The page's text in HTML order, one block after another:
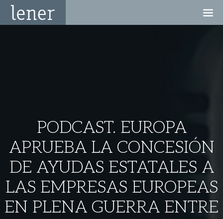
PODCAST. EUROPA
APRUEBA LA CONCESIÓN
DE AYUDAS ESTATALES A
LAS EMPRESAS EUROPEAS
EN PLENA GUERRA ENTRE